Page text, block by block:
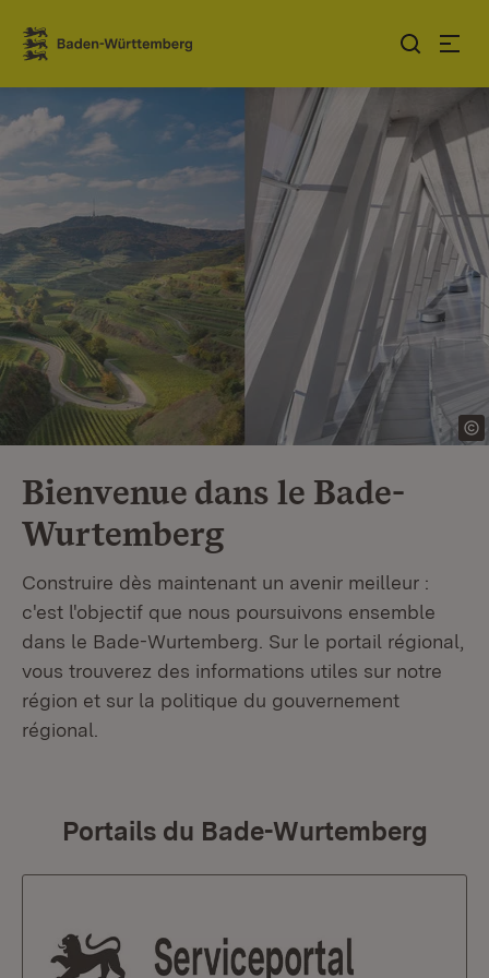
Sauter au contenu
Link zur Startseite
Bienvenue dans le Bade-
Wurtemberg
Construire dès maintenant un avenir meilleur :
c'est l'objectif que nous poursuivons ensemble
dans le Bade-Wurtemberg. Sur le portail régional,
vous trouverez des informations utiles sur notre
région et sur la politique du gouvernement
régional.
Portails du Bade-Wurtemberg